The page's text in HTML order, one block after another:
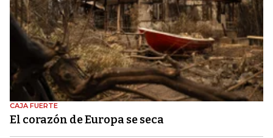
CAJA FUERTE
El corazón de Europa se seca